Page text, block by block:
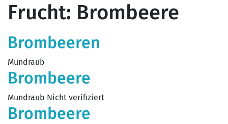
Frucht: Brombeere
Brombeeren
Mundraub
Brombeere
Mundraub Nicht verifiziert
Brombeere